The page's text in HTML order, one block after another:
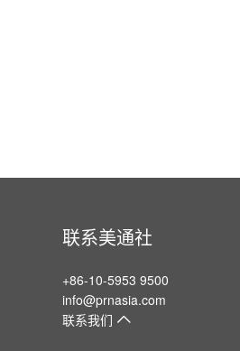
联系美通社
+86-10-5953 9500
info@prnasia.com
联系我们